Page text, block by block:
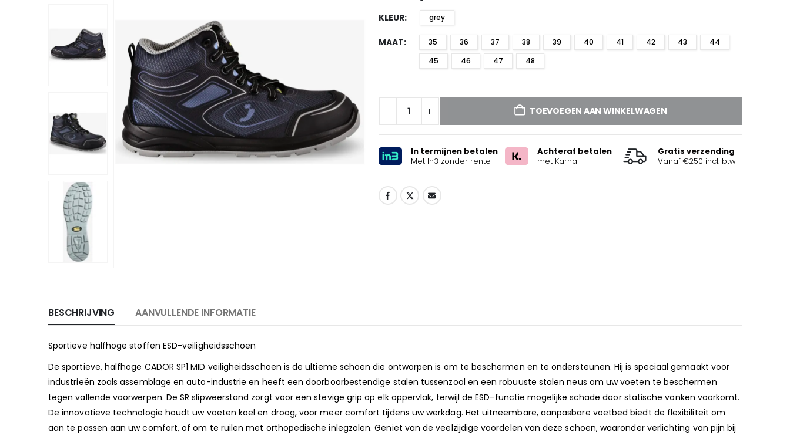
KLEUR grey
MAAT 35 36 37 38 39 40 41 42 43
44
45
46 47 48
TOEVOEGEN AAN WINKELWAGEN
In termijnen betalen
Met In3 zonder rente
Achteraf betalen
met Karna
Gratis verzending
Vanaf €250 incl. btw
BESCHRIJVING AANVULLENDE INFORMATIE
Sportieve halfhoge stoffen ESD-veiligheidsschoen
De sportieve, halfhoge CADOR SP1 MID veiligheidsschoen is de ultieme schoen die ontworpen is om te beschermen en te ondersteunen. Hij is speciaal gemaakt voor
industrieën zoals assemblage en auto-industrie en heeft een doorboorbestendige stalen tussenzool en een robuuste stalen neus om uw voeten te beschermen
tegen vallende voorwerpen. De SR slipweerstand zorgt voor een stevige grip op elk oppervlak, terwijl de ESD-functie mogelijke schade door statische vonken voorkomt.
De innovatieve technologie houdt uw voeten koel en droog, voor meer comfort tijdens uw werkdag. Het uitneembare, aanpasbare voetbed biedt de flexibiliteit om
aan te passen aan uw comfort, of om te ruilen met orthopedische inlegzolen. Geniet van de veelzijdige voordelen van deze schoen, waaronder verlichting van pijn bij